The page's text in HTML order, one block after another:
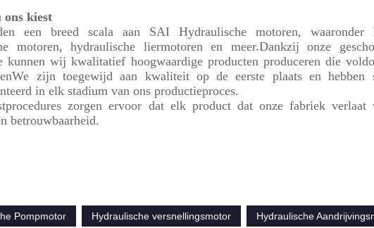
ons kiest
een breed scala aan SAI Hydraulische motoren, waaronder
motoren, hydraulische liermotoren en meer.Dankzij onze
kunnen wij kwalitatief hoogwaardige producten produceren die
zijn toegewijd aan kwaliteit op de eerste plaats en hebben
in elk stadium van ons productieproces.
zorgen ervoor dat elk product dat onze fabriek
betrouwbaarheid.
Pompmotor
Hydraulische versnellingsmotor Hydraulische